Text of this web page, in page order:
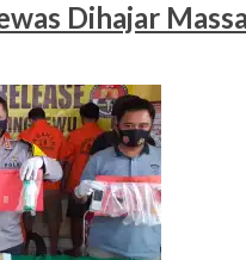
Dihajar